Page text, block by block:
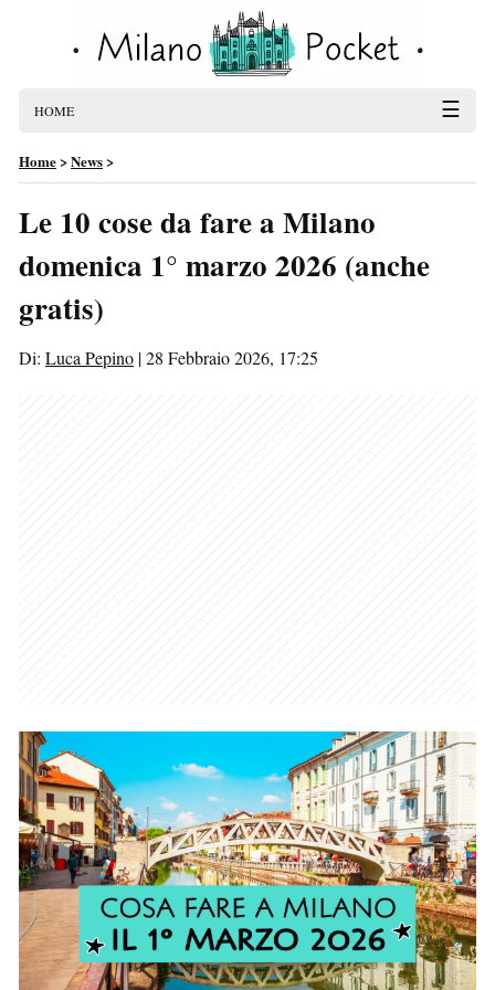
HOME ☰
Home>News>
Le 10 cose da fare a Milano
domenica 1° marzo 2026 (anche
gratis)
Di: Luca Pepino |28 Febbraio 2026, 17:25